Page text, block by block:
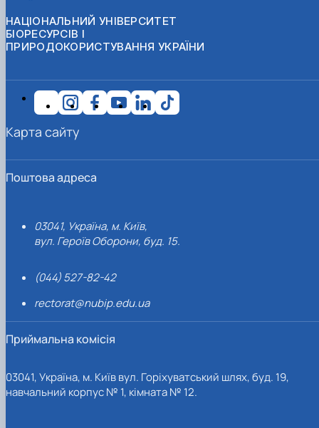
НАЦІОНАЛЬНИЙ УНІВЕРСИТЕТ
БІОРЕСУРСІВ І
ПРИРОДОКОРИСТУВАННЯ УКРАЇНИ
Поштова адреса
03041, Україна, м. Київ,
вул. Героїв Оборони, буд. 15.
(044) 527-82-42
rectorat@nubip.edu.ua
Приймальна комісія
03041, Україна, м. Київ вул. Горіхуватський шлях, буд. 19,
навчальний корпус № 1, кімната № 12.
Карта сайту